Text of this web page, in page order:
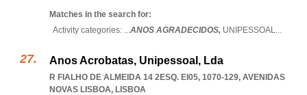
Matches in the search for:
Activity categories: ...ANOS AGRADECIDOS, UNIPESSOAL...
Anos Acrobatas, Unipessoal, Lda
R FIALHO DE ALMEIDA 14 2ESQ. EI05, 1070-129, AVENIDAS
NOVAS LISBOA, LISBOA